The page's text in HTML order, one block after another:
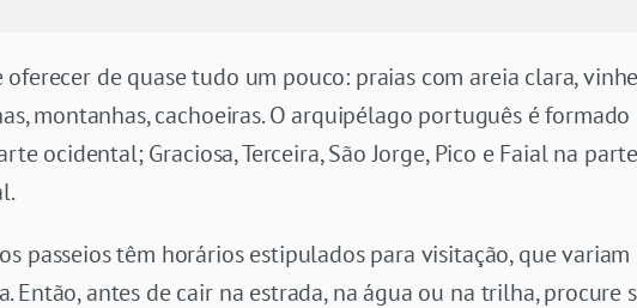
oferecer de quase tudo um pouco: praias com areia clara,
montanhas, cachoeiras. O arquipélago português é
ocidental; Graciosa, Terceira, São Jorge, Pico e Faial na
passeios têm horários estipulados para visitação, que
Então, antes de cair na estrada, na água ou na trilha, procure